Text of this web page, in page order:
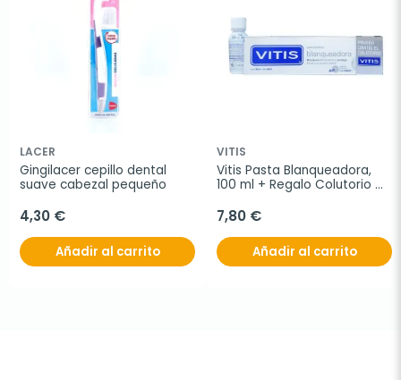
LACER
Gingilacer cepillo dental
suave cabezal pequeño
4,30 €
Añadir al carrito
VITIS
Vitis Pasta Blanqueadora,
100 ml + Regalo Colutorio
7,80 €
Añadir al carrito